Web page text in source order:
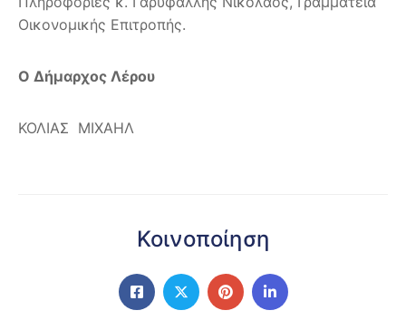
Οικονομικής Επιτροπής.
Ο Δήμαρχος Λέρου
ΚΟΛΙΑΣ ΜΙΧΑΗΛ
Κοινοποίηση